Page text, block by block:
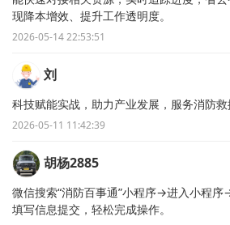
现降本增效、提升工作透明度。
2026-05-14 22:53:51
刘
科技赋能实战，助力产业发展，服务消防救
2026-05-11 11:42:39
胡杨2885
微信搜索“消防百事通”小程序→进入小程
填写信息提交，轻松完成操作。